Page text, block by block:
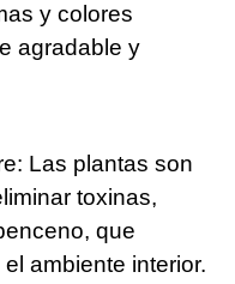
y colores
agradable y
Las plantas son
toxinas,
que
ambiente interior.